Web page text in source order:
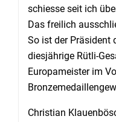
schiesse seit ich
Das freilich
So ist der Präsident
diesjährige Rütli-
Europameister im
Christian